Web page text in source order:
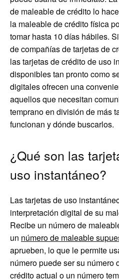
de maleable de crédito lo
la maleable de crédito física
tomar hasta 10 días hábiles.
de compañías de tarjetas de
las tarjetas de crédito de uso
disponibles tan pronto como
digitales ofrecen una
aquellos que necesitan
temprano en división de más
funcionan y dónde buscarlos.
¿Qué son las
uso instantáneo?
Las tarjetas de uso
interpretación digital de su
Recibe un número de
un número de maleable
aprueben, lo que le permite
número puede ser su número
crédito actual o un número